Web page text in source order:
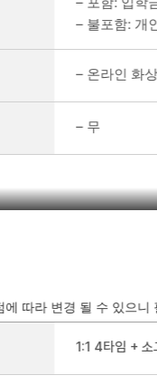
– 불포함: 개
– 온라인 화
– 무
캠프
보다 더 재미있는 경험과
따라 변경 될 수 있으
1:1 4타임 + 소